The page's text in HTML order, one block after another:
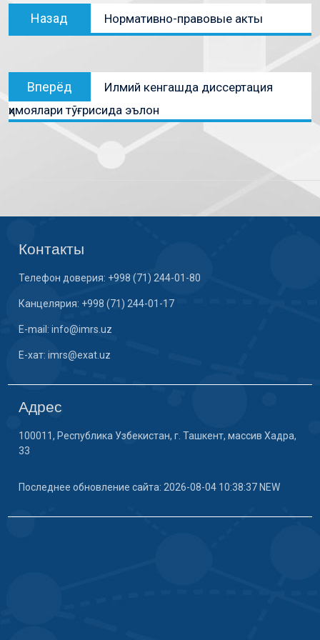
Назад Нормативно-правовые акты
Вперёд
Илмий кенгашда диссертация
ҳимоялари тўғрисида эълон
Контакты
Телефон доверия: +998 (71) 244-01-80
Канцелярия: +998 (71) 244-01-17
E-mail: info@imrs.uz
E-хат: imrs@exat.uz
Адрес
100011, Республика Узбекистан, г. Ташкент, массив Хадра,
33
Последнее обновление сайта: 2026-08-04 10:38:37 NEW